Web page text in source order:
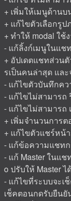
+ เพิ่มให้เมนูด้าน
+ แก้ไขตัวเลือกรู
+ ทำให้ modal ใช้
- แก้ลิ้งก์เมนูในแช
+ อัปเดตแชทส่วน
รเป็นคนล่าสุด แล
- แก้ไขตัวบันทึกคว
- แก้ไขไม่สามารถ
- แก้ไขไม่สามารถ
+ เพิ่มจำนวนการ
+ แก้ไขตัวแชร์หน้
- แก้ข้อความแชท
- แก้ Master ในแ
o ปรับให้ Master
- แก้ไขที่ระบบจะ
เช็คตอนกดรับยืนยั